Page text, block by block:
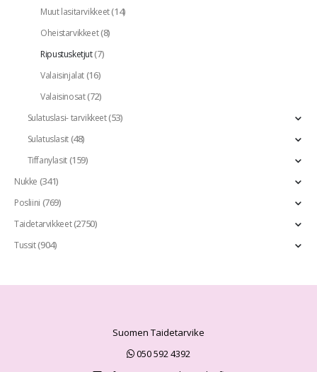
Muut lasitarvikkeet(14)
Oheistarvikkeet(8)
Ripustusketjut(7)
Valaisinjalat(16)
Valaisinosat(72)
Sulatuslasi- tarvikkeet(53)
Sulatuslasit(48)
Tiffanylasit(159)
Nukke (341)
Posliini (769)
Taidetarvikkeet(2750)
Tussit(904)
Suomen Taidetarvike
050 592 4392